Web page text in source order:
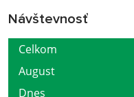
Návštevnosť